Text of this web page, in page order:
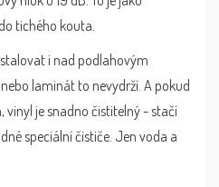
tichého kouta.
i nad podlahovým
laminát to nevydrží. A pokud
je snadno čistitelný - stačí
speciální čističe. Jen voda a